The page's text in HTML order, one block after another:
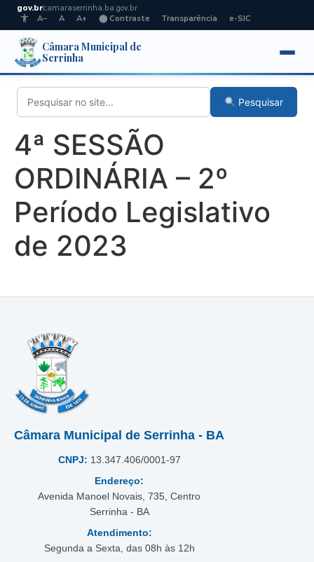
gov.brcamaraserrinha.ba.gov.br
A−
A A+ ⬤ Contraste Transparência e-SIC
Câmara Municipal de
Serrinha
Pesquisar
4ª SESSÃO
ORDINÁRIA – 2º
Período Legislativo
de 2023
Câmara Municipal de Serrinha - BA
CNPJ: 13.347.406/0001-97
Endereço:
Avenida Manoel Novais, 735, Centro
Serrinha - BA
Atendimento:
Segunda a Sexta, das 08h às 12h